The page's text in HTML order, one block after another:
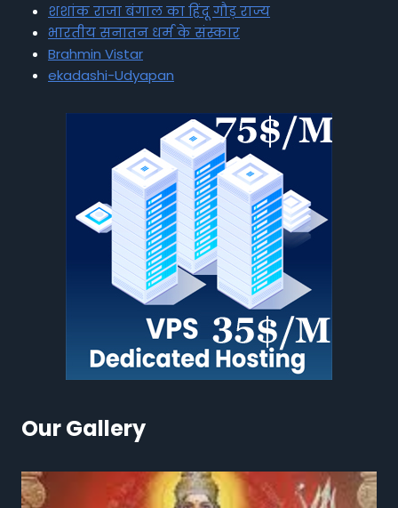
शशांक राजा बंगाल का हिंदू गौड़ राज्य
भारतीय सनातन धर्म के संस्कार
Brahmin Vistar
ekadashi-Udyapan
Our Gallery